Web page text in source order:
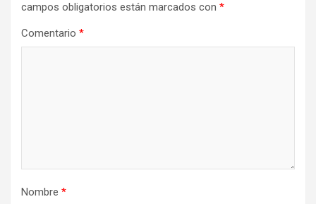
campos obligatorios están marcados con *
Comentario *
Nombre *